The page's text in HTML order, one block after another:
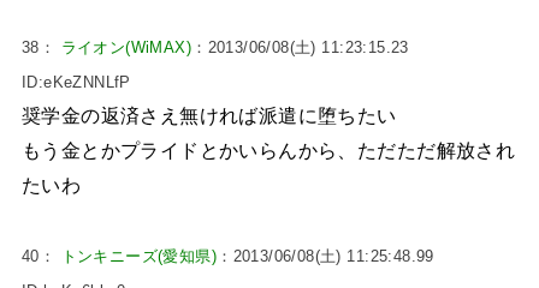
38： ライオン(WiMAX) ：2013/06/08(土) 11:23:15.23
ID:eKeZNNLfP
奨学金の返済さえ無ければ派遣に堕ちたい
もう金とかプライドとかいらんから、ただただ解放され
たいわ
40： トンキニーズ(愛知県) ：2013/06/08(土) 11:25:48.99